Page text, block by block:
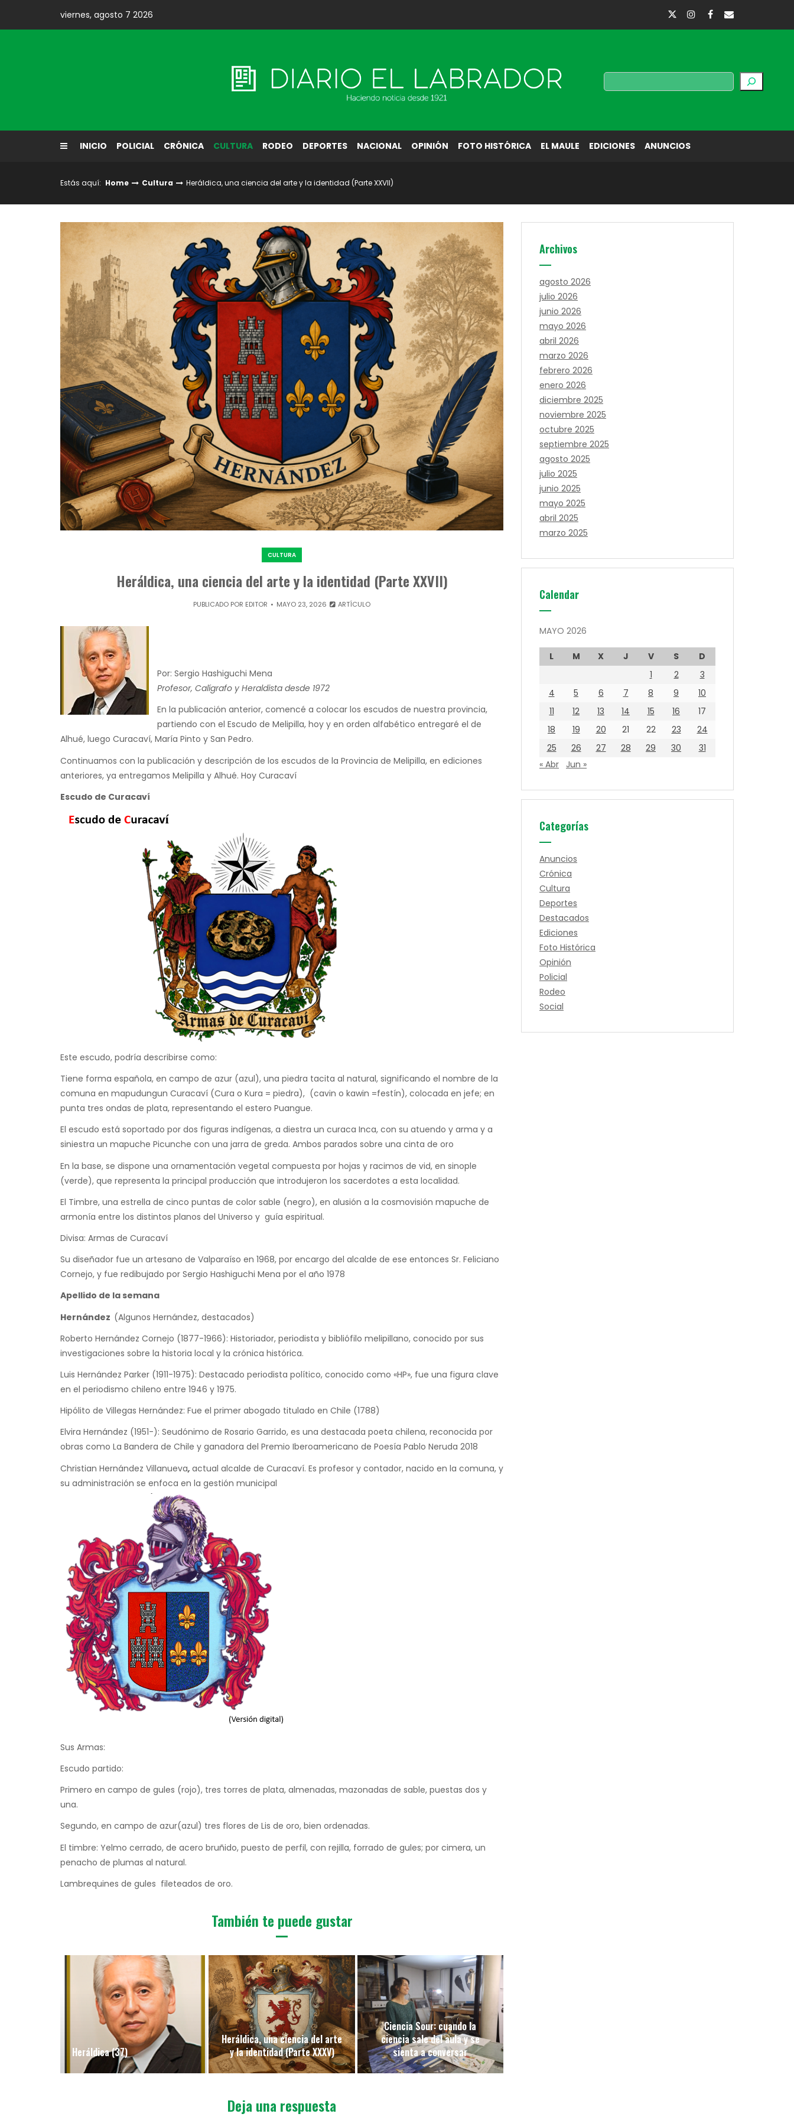
content
viernes, agosto 7 2026
Diario El Labrador Buscar
INICIO POLICIAL CRÓNICA CULTURA RODEO DEPORTES NACIONAL OPINIÓN FOTO HISTÓRICA EL MAULE EDICIONES ANUNCIOS
Estás aquí: Home Cultura Heráldica, una ciencia del arte y la identidad (Parte XXVII)
CULTURA
Heráldica, una ciencia del arte y la identidad (Parte XXVII)
PUBLICADO POR EDITOR MAYO 23, 2026 ARTÍCULO
Por: Sergio Hashiguchi Mena
Profesor, Calígrafo y Heraldista desde 1972
En la publicación anterior, comencé a colocar los escudos de nuestra provincia,
partiendo con el Escudo de Melipilla, hoy y en orden alfabético entregaré el de
Alhué, luego Curacaví, María Pinto y San Pedro.
Continuamos con la publicación y descripción de los escudos de la Provincia de Melipilla, en ediciones
anteriores, ya entregamos Melipilla y Alhué. Hoy Curacaví
Escudo de Curacaví
Este escudo, podría describirse como:
Tiene forma española, en campo de azur (azul), una piedra tacita al natural, significando el nombre de la
comuna en mapudungun Curacaví (Cura o Kura = piedra), (cavin o kawin =festín), colocada en jefe; en
punta tres ondas de plata, representando el estero Puangue.
El escudo está soportado por dos figuras indígenas, a diestra un curaca Inca, con su atuendo y arma y a
siniestra un mapuche Picunche con una jarra de greda. Ambos parados sobre una cinta de oro
En la base, se dispone una ornamentación vegetal compuesta por hojas y racimos de vid, en sinople
(verde), que representa la principal producción que introdujeron los sacerdotes a esta localidad.
El Timbre, una estrella de cinco puntas de color sable (negro), en alusión a la cosmovisión mapuche de
armonía entre los distintos planos del Universo y guía espiritual.
Divisa: Armas de Curacaví
Su diseñador fue un artesano de Valparaíso en 1968, por encargo del alcalde de ese entonces Sr. Feliciano
Cornejo, y fue redibujado por Sergio Hashiguchi Mena por el año 1978
Apellido de la semana
Hernández (Algunos Hernández, destacados)
Roberto Hernández Cornejo (1877-1966): Historiador, periodista y bibliófilo melipillano, conocido por sus
investigaciones sobre la historia local y la crónica histórica.
Luis Hernández Parker (1911-1975): Destacado periodista político, conocido como «HP», fue una figura clave
en el periodismo chileno entre 1946 y 1975.
Hipólito de Villegas Hernández: Fue el primer abogado titulado en Chile (1788)
Elvira Hernández (1951-): Seudónimo de Rosario Garrido, es una destacada poeta chilena, reconocida por
obras como La Bandera de Chile y ganadora del Premio Iberoamericano de Poesía Pablo Neruda 2018
Christian Hernández Villanueva, actual alcalde de Curacaví. Es profesor y contador, nacido en la comuna, y
su administración se enfoca en la gestión municipal
Sus Armas:
Escudo partido:
Primero en campo de gules (rojo), tres torres de plata, almenadas, mazonadas de sable, puestas dos y
una.
Segundo, en campo de azur(azul) tres flores de Lis de oro, bien ordenadas.
El timbre: Yelmo cerrado, de acero bruñido, puesto de perfil, con rejilla, forrado de gules; por cimera, un
penacho de plumas al natural.
Lambrequines de gules fileteados de oro.
También te puede gustar
Heráldica (37)
Heráldica, una ciencia del arte
y la identidad (Parte XXXV)
Ciencia Sour: cuando la
ciencia sale del aula y se
sienta a conversar
Deja una respuesta
Archivos
agosto 2026
julio 2026
junio 2026
mayo 2026
abril 2026
marzo 2026
febrero 2026
enero 2026
diciembre 2025
noviembre 2025
octubre 2025
septiembre 2025
agosto 2025
julio 2025
junio 2025
mayo 2025
abril 2025
marzo 2025
Calendar
MAYO 2026
L M X J V S
D
1
2
3
4
5 6 7 8 9
10
11
12 13 14 15 16
17
18
19 20 21 22 23
24
25
26 27 28 29 30
31
« Abr
Jun »
Categorías
Anuncios
Crónica
Cultura
Deportes
Destacados
Ediciones
Foto Histórica
Opinión
Policial
Rodeo
Social